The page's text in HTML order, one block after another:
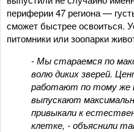
периферии 47 региона —
сможет быстрее освоиться.
питомники или зоопарки
- Мы стараемся по
волю диких зверей.
работают по тому же
выпускают
привыкали к
клетке, - объяснили